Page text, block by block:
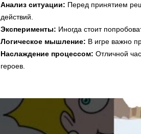
Анализ ситуации: Перед принятием
действий.
Эксперименты: Иногда стоит
Логическое мышление: В игре важно
Наслаждение процессом: Отличной
героев.